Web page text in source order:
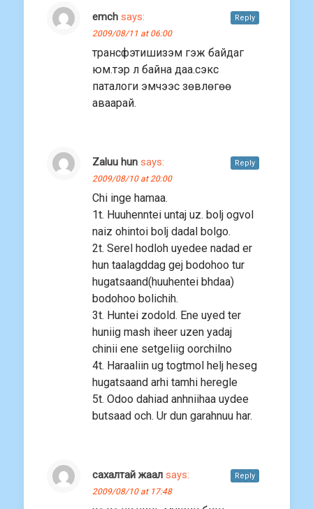
emch says:
2009/08/11 at 06:00
трансфэтишизэм гэж байдаг
юм.тэр л байна даа.сэкс
паталоги эмчээс зөвлөгөө
аваарай.
Reply
Zaluu hun says:
2009/08/10 at 20:00
Chi inge hamaa.
1t. Huuhenntei untaj uz. bolj ogvol
naiz ohintoi bolj dadal bolgo.
2t. Serel hodloh uyedee nadad er
hun taalagddag gej bodohoo tur
hugatsaand(huuhentei bhdaa)
bodohoo bolichih.
3t. Huntei zodold. Ene uyed ter
huniig mash iheer uzen yadaj
chinii ene setgeliig oorchilno
4t. Haraaliin ug togtmol helj heseg
hugatsaand arhi tamhi heregle
5t. Odoo dahiad anhniihaa uydee
butsaad och. Ur dun garahnuu har.
Reply
сахалтай жаал says:
2009/08/10 at 17:48
Reply